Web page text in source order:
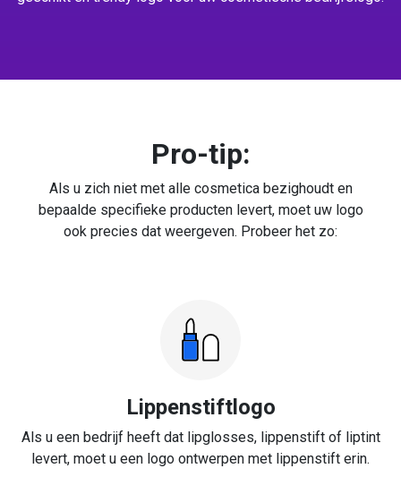
Pro-tip:
Als u zich niet met alle cosmetica bezighoudt en
bepaalde specifieke producten levert, moet uw logo
ook precies dat weergeven. Probeer het zo:
Lippenstiftlogo
Als u een bedrijf heeft dat lipglosses, lippenstift of liptint
levert, moet u een logo ontwerpen met lippenstift erin.